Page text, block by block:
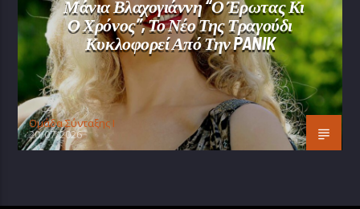
Μάνια Βλαχογιάννη “Ο Έρωτας Κι
Ο Χρόνος”, Το Νέο Της Τραγούδι
Κυκλοφορεί Από Την PANIK
Oμάδα Σύνταξης Ι
20/07/2026